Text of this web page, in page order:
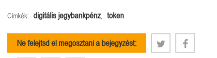
Címkék: digitális jegybankpénz, token
Ne felejtsd el megosztani a bejegyzést: